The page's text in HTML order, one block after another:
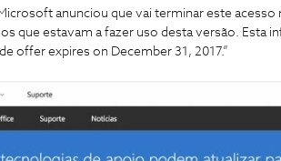
anunciou que vai terminar este acesso
que estavam a fazer uso desta versão. Esta
offer expires on December 31, 2017.”